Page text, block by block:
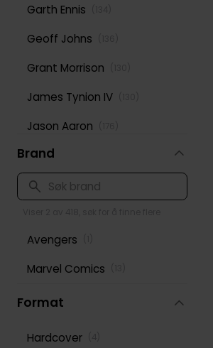
Garth Ennis
Geoff Johns
Grant Morrison
James Tynion IV
Jason Aaron
Jeff Lemire
Jonathan Hickman
Mike Mignola
Peter David (125
Rick Remender
Robert Kirkman
Brand
Avengers
Marvel Comics
Format
Hardcover